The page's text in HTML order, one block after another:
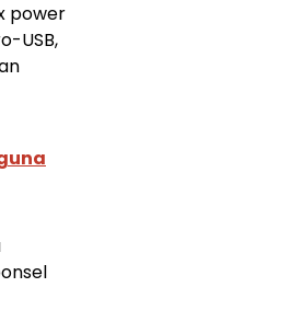
power
USB,